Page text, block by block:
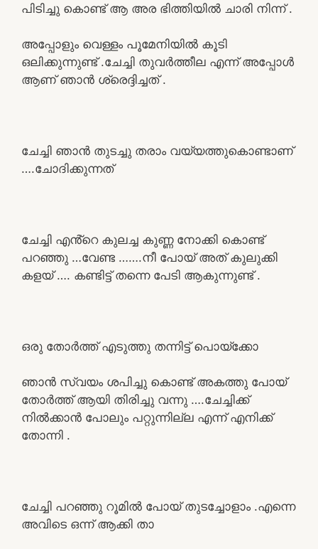
പിടിച്ചു കൊണ്ട് ആ അര ഭിത്തിയിൽ ചാരി നിന്ന് .
അപ്പോളും വെള്ളം പൂമേനിയിൽ കൂടി
ഒലിക്കുന്നുണ്ട് .ചേച്ചി തുവർത്തീല എന്ന് അപ്പോൾ
ആണ് ഞാൻ ശ്രെദ്ദിച്ചത് .
ചേച്ചി ഞാൻ തുടച്ചു തരാം വയ്യത്തുകൊണ്ടാണ്
….ചോദിക്കുന്നത്
ചേച്ചി എൻ്റെ കുലച്ച കുണ്ണ നോക്കി കൊണ്ട്
പറഞ്ഞു …വേണ്ട …….നീ പോയ്‌ അത് കുലുക്കി
കളയ് …. കണ്ടിട്ട് തന്നെ പേടി ആകുന്നുണ്ട് .
ഒരു തോർത്ത് എടുത്തു തന്നിട്ട് പൊയ്ക്കോ
ഞാൻ സ്വയം ശപിച്ചു കൊണ്ട് അകത്തു പോയ്‌
തോർത്ത് ആയി തിരിച്ചു വന്നു ….ചേച്ചിക്ക്
നിൽക്കാൻ പോലും പറ്റുന്നില്ല എന്ന് എനിക്ക്
തോന്നി .
ചേച്ചി പറഞ്ഞു റൂമിൽ പോയ്‌ തുടച്ചോളാം .എന്നെ
അവിടെ ഒന്ന് ആക്കി താ